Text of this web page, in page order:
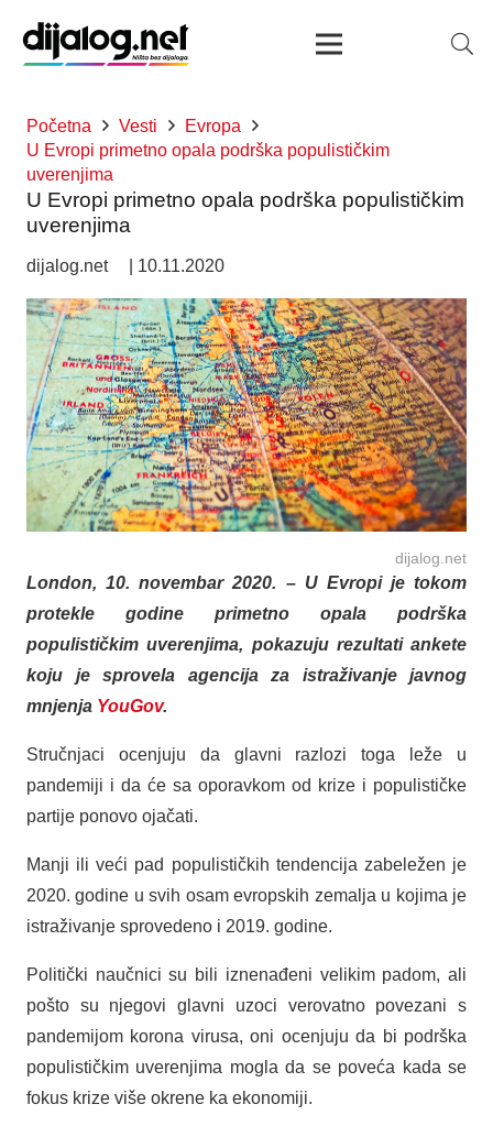
Početna Vesti
Evropa
U Evropi primetno opala podrška populističkim
uverenjima
U Evropi primetno opala podrška populističkim
uverenjima
dijalog.net 10.11.2020
dijalog.net
London, 10. novembar 2020. – U Evropi je tokom
protekle godine primetno opala podrška
populističkim uverenjima, pokazuju rezultati ankete
koju je sprovela agencija za istraživanje javnog
mnjenja YouGov.
Stručnjaci ocenjuju da glavni razlozi toga leže u
pandemiji i da će sa oporavkom od krize i populističke
partije ponovo ojačati.
Manji ili veći pad populističkih tendencija zabeležen je
2020. godine u svih osam evropskih zemalja u kojima je
istraživanje sprovedeno i 2019. godine.
Politički naučnici su bili iznenađeni velikim padom, ali
pošto su njegovi glavni uzoci verovatno povezani s
pandemijom korona virusa, oni ocenjuju da bi podrška
populističkim uverenjima mogla da se poveća kada se
fokus krize više okrene ka ekonomiji.